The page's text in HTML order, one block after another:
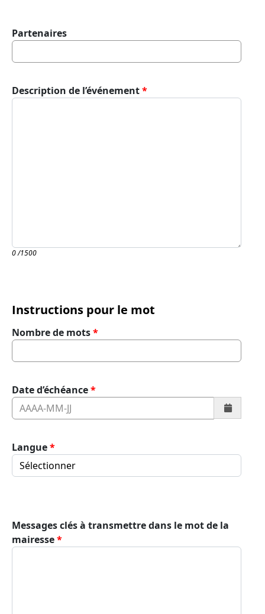
Partenaires
Description de l’événement
0/1500
Instructions pour le mot
Nombre de mots
Date d’échéance
Langue
Messages clés à transmettre dans le mot de la
mairesse